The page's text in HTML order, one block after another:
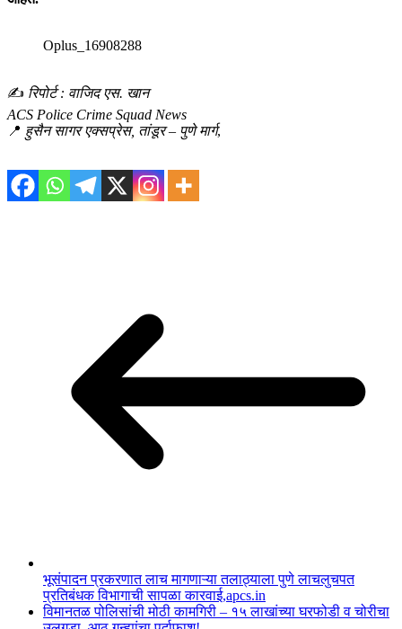
Oplus_16908288
✍️ रिपोर्ट : वाजिद एस. खान
ACS Police Crime Squad News
📍 हुसैन सागर एक्सप्रेस, तांडूर – पुणे मार्ग,
भूसंपादन प्रकरणात लाच मागणाऱ्या तलाठ्याला पुणे लाचलुचपत
प्रतिबंधक विभागाची सापळा कारवाई,apcs.in
विमानतळ पोलिसांची मोठी कामगिरी – १५ लाखांच्या घरफोडी व चोरीचा